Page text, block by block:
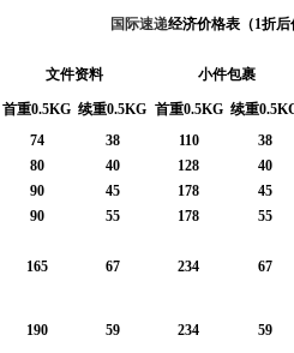
国际速递经济价格表（1折后
文件资料 小件包裹
首重0.5KG 续重0.5KG 首重0.5KG 续重
74 38 110
38
80 40 128
40
90 45 178
45
90 55 178 55
165 67 234 67
190 59 234 59